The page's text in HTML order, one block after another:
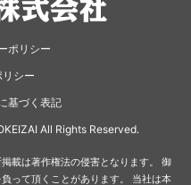
ポリシー
シー
基づく表記
All Rights Reserved.
載は著作権法の侵害となります。
御
って頂くことがあります。
当社は本